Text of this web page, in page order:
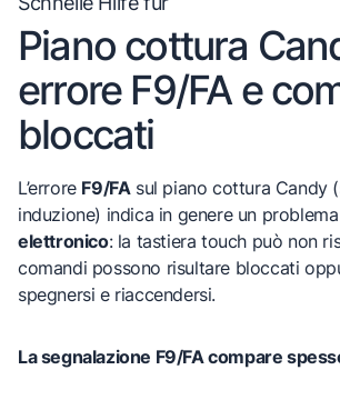
Piano cottura
errore F9/FA e
bloccati
L’errore F9/FAsul piano cottura Candy
induzione) indica in genere un
elettronico: la tastiera touch può non
comandi possono risultare bloccati
spegnersi e riaccendersi.
La segnalazione F9/FA compare